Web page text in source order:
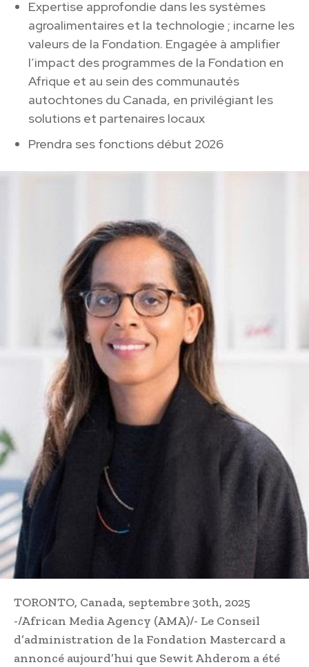
Expertise approfondie dans les systèmes
agroalimentaires et la technologie ; incarne les
valeurs de la Fondation. Engagée à amplifier
l’impact des programmes de la Fondation en
Afrique et au sein des communautés
autochtones du Canada, en privilégiant les
solutions et partenaires locaux
Prendra ses fonctions début 2026
TORONTO, Canada, septembre 30th, 2025
-/African Media Agency (AMA)/- Le Conseil
d’administration de la Fondation Mastercard a
annoncé aujourd’hui que Sewit Ahderom a été